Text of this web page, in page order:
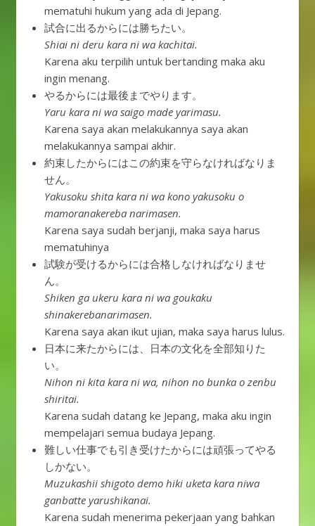
mematuhi hukum yang ada di Jepang.
試合に出るからには勝ちたい。
Shiai ni deru kara ni wa kachitai.
Karena aku terpilih untuk bertanding maka aku
ingin menang.
やるからには最後までやります。
Yaru kara ni wa saigo made yarimasu.
Karena saya akan melakukannya saya akan
melakukannya sampai akhir.
約束したからにはこの約束を守らなければなりま
せん。
Yakusoku shita kara ni wa kono yakusoku o
mamoranakereba narimasen.
Karena saya sudah berjanji, maka saya harus
mematuhinya
試験が受けるからには合格しなければなりませ
ん。
Shiken ga ukeru kara ni wa goukaku
shinakerebanarimasen.
Karena saya akan ikut ujian, maka saya harus lulus.
日本に来たからには、日本の文化を全部知りた
い。
Nihon ni kita kara ni wa, nihon no bunka o zenbu
shiritai.
Karena sudah datang ke Jepang, maka aku ingin
mempelajari semua budaya Jepang.
難しい仕事でも引き受けたからには頑張ってやる
しかない。
Muzukashii shigoto demo hiki uketa kara niwa
ganbatte yarushikanai.
Karena sudah menerima pekerjaan yang bahkan